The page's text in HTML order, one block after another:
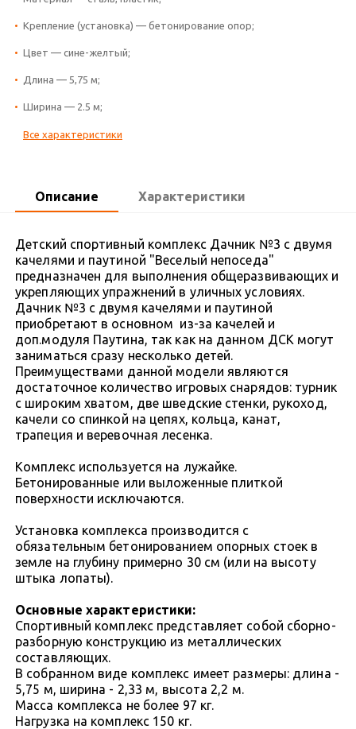
Крепление (установка) — бетонирование опор;
Цвет — сине-желтый;
Длина — 5,75 м;
Ширина — 2.5 м;
Все характеристики
Описание Характеристики
Детский спортивный комплекс Дачник №3 с двумя
качелями и паутиной "Веселый непоседа"
предназначен для выполнения общеразвивающих и
укрепляющих упражнений в уличных условиях.
Дачник №3 с двумя качелями и паутиной
приобретают в основном из-за качелей и
доп.модуля Паутина, так как на данном ДСК могут
заниматься сразу несколько детей.
Преимуществами данной модели являются
достаточное количество игровых снарядов: турник
с широким хватом, две шведские стенки, рукоход,
качели со спинкой на цепях, кольца, канат,
трапеция и веревочная лесенка.
Комплекс используется на лужайке.
Бетонированные или выложенные плиткой
поверхности исключаются.
Установка комплекса производится с
обязательным бетонированием опорных стоек в
земле на глубину примерно 30 см (или на высоту
штыка лопаты).
Основные характеристики:
Спортивный комплекс представляет собой сборно-
разборную конструкцию из металлических
составляющих.
В собранном виде комплекс имеет размеры: длина -
5,75 м, ширина - 2,33 м, высота 2,2 м.
Масса комплекса не более 97 кг.
Нагрузка на комплекс 150 кг.